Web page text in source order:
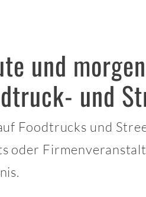
und morgen
und
Foodtrucks und
oder